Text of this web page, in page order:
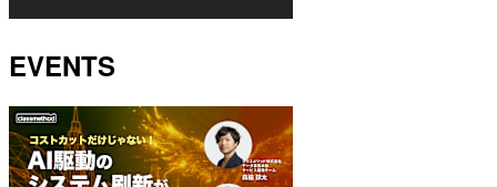
EVENTS